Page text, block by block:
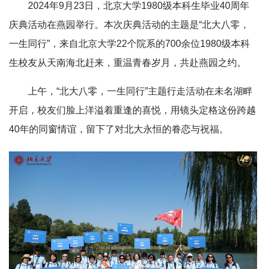
2024年9月23日，北京大学1980级本科生毕业40周年
庆典活动在燕园举行。本次庆典活动的主题是“北大八零，
一生同行”，来自北京大学22个院系的700余位1980级本科
生校友从天南海北赶来，重温青春岁月，共赴燕园之约。
上午，“北大八零，一生同行”主题行走活动在未名湖畔
开启，校友们脸上洋溢着重逢的喜悦，用镜头定格这份跨越
40年的同窗情谊，留下了对北大永恒的眷恋与祝福。